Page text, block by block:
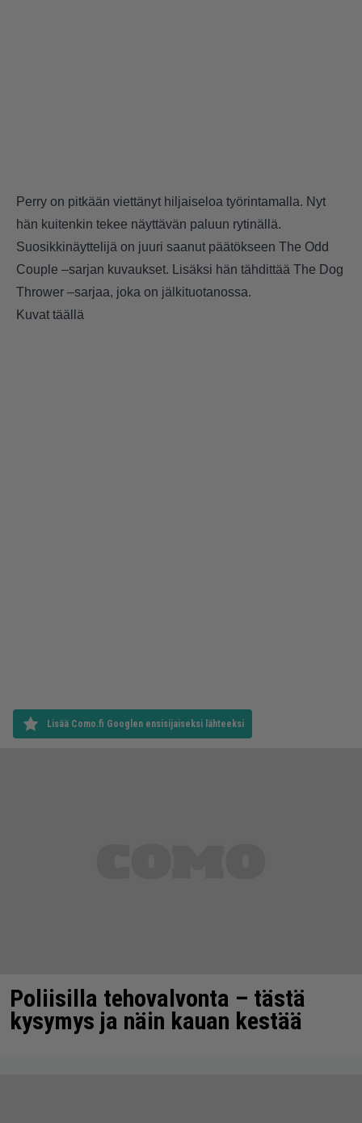
Perry on pitkään viettänyt hiljaiseloa työrintamalla. Nyt
hän kuitenkin tekee näyttävän paluun rytinällä.
Suosikkinäyttelijä on juuri saanut päätökseen The Odd
Couple –sarjan kuvaukset. Lisäksi hän tähdittää The Dog
Thrower –sarjaa, joka on jälkituotanossa.
Kuvat täällä
Lisää Como.fi Googlen ensisijaiseksi lähteeksi
Poliisilla tehovalvonta – tästä
kysymys ja näin kauan kestää